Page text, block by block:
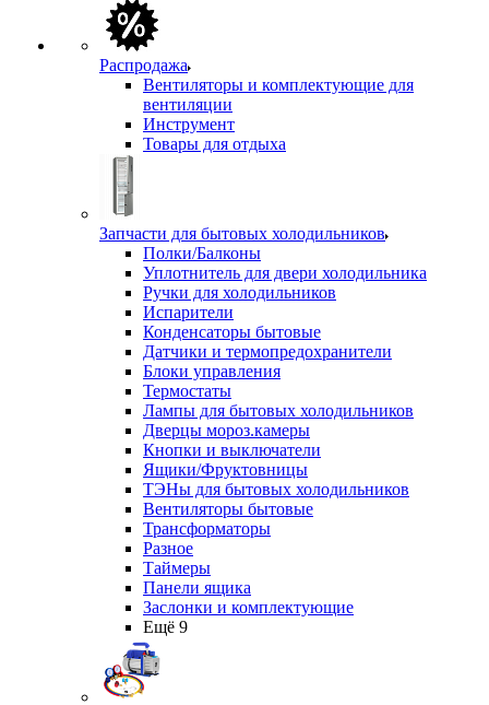
Распродажа
Вентиляторы и комплектующие для
вентиляции
Инструмент
Товары для отдыха
Запчасти для бытовых холодильников
Полки/Балконы
Уплотнитель для двери холодильника
Ручки для холодильников
Испарители
Конденсаторы бытовые
Датчики и термопредохранители
Блоки управления
Термостаты
Лампы для бытовых холодильников
Дверцы мороз.камеры
Кнопки и выключатели
Ящики/Фруктовницы
ТЭНы для бытовых холодильников
Вентиляторы бытовые
Трансформаторы
Разное
Таймеры
Панели ящика
Заслонки и комплектующие
Ещё 9